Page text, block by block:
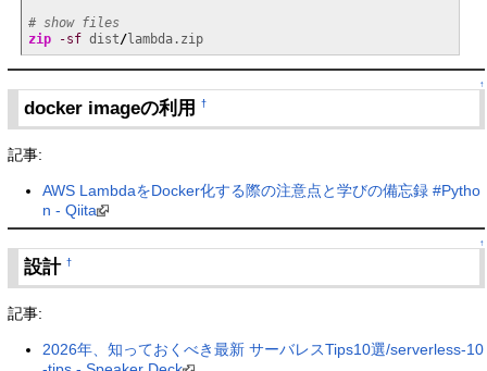
# show files
zip
-sf dist/lambda.zip
↑
docker imageの利用†
記事:
AWS LambdaをDocker化する際の注意点と学びの備忘録 #Pytho
n - Qiita
↑
設計†
記事:
2026年、知っておくべき最新 サーバレスTips10選/serverless-10